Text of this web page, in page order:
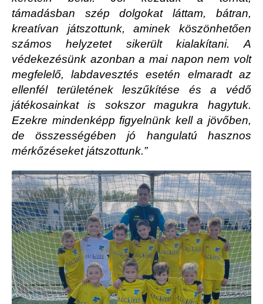
támadásban szép dolgokat láttam, bátran,
kreatívan játszottunk, aminek köszönhetően
számos helyzetet sikerült kialakítani. A
védekezésünk azonban a mai napon nem volt
megfelelő, labdavesztés esetén elmaradt az
ellenfél területének leszűkítése és a védő
játékosainkat is sokszor magukra hagytuk.
Ezekre mindenképp figyelnünk kell a jövőben,
de összességében jó hangulatú hasznos
mérkőzéseket játszottunk.”